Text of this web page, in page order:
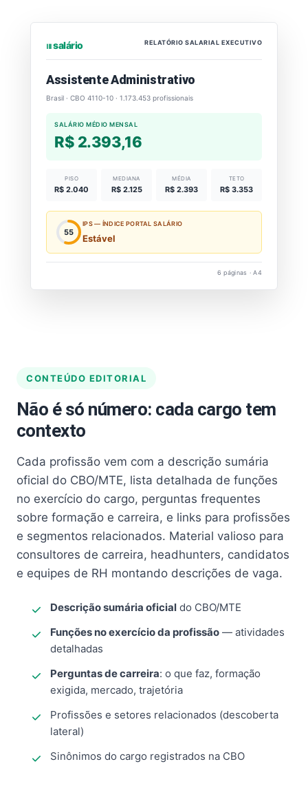
⏐⏐⏐ salário RELATÓRIO SALARIAL EXECUTIVO
Assistente Administrativo
Brasil · CBO 4110-10 · 1.173.453 profissionais
SALÁRIO MÉDIO MENSAL
R$ 2.393,16
PISO
R$ 2.040
MEDIANA
R$ 2.125
MÉDIA
R$ 2.393
TETO
R$ 3.353
55
IPS — ÍNDICE PORTAL SALÁRIO
Estável
6 páginas · A4
CONTEÚDO EDITORIAL
Não é só número: cada cargo tem
contexto
Cada profissão vem com a descrição sumária
oficial do CBO/MTE, lista detalhada de funções
no exercício do cargo, perguntas frequentes
sobre formação e carreira, e links para profissões
e segmentos relacionados. Material valioso para
consultores de carreira, headhunters, candidatos
e equipes de RH montando descrições de vaga.
Descrição sumária oficial do CBO/MTE
Funções no exercício da profissão — atividades
detalhadas
Perguntas de carreira: o que faz, formação
exigida, mercado, trajetória
Profissões e setores relacionados (descoberta
lateral)
Sinônimos do cargo registrados na CBO